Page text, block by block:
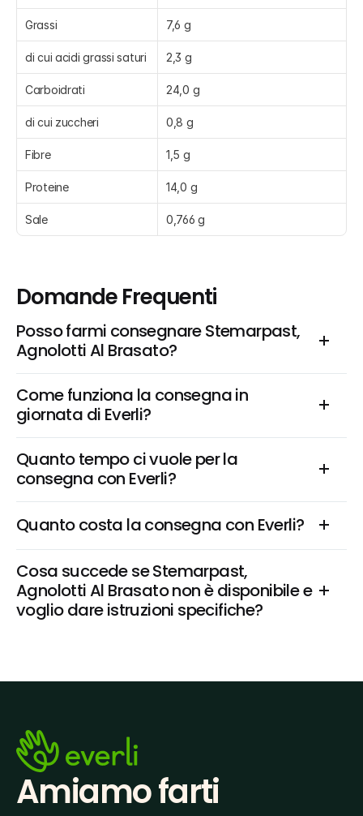
Grassi 7,6 g
di cui acidi grassi saturi 2,3 g
Carboidrati 24,0 g
di cui zuccheri 0,8 g
Fibre 1,5 g
Proteine 14,0 g
Sale 0,766 g
Domande Frequenti
Posso farmi consegnare Stemarpast,
Agnolotti Al Brasato?
Come funziona la consegna in
giornata di Everli?
Quanto tempo ci vuole per la
consegna con Everli?
Quanto costa la consegna con Everli?
Cosa succede se Stemarpast,
Agnolotti Al Brasato non è disponibile e
voglio dare istruzioni specifiche?
Amiamo farti